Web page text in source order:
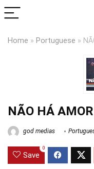
Home » Portuguese »
NÃO HÁ
god medias
Save
0